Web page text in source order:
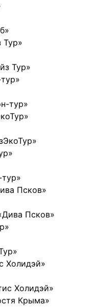
Тур»
Псков»
Холидэй»
Крыма»